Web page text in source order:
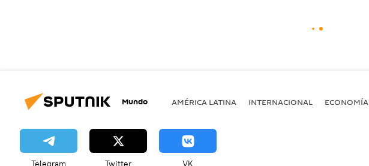
Mundo AMÉRICA LATINA INTERNACIONAL ECONOMÍA